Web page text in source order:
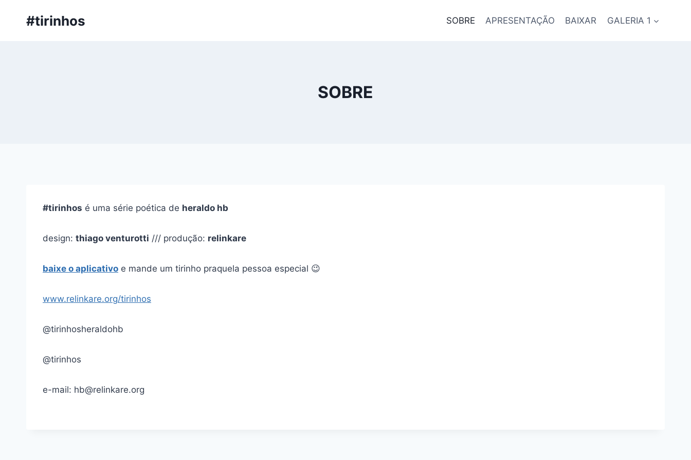
#tirinhos SOBRE APRESENTAÇÃO BAIXAR GALERIA 1
SOBRE
#tirinhos é uma série poética de heraldo hb
design: thiago venturotti /// produção: relinkare
baixe o aplicativo e mande um tirinho praquela pessoa especial 😉
www.relinkare.org/tirinhos
@tirinhosheraldohb
@tirinhos
e-mail: hb@relinkare.org